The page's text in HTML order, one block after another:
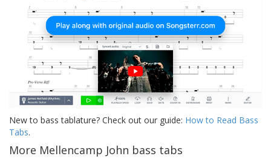
New to bass tablature? Check out our guide: How to Read Bass
Tabs.
More Mellencamp John bass tabs